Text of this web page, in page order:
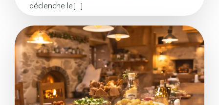
déclenche le[…]